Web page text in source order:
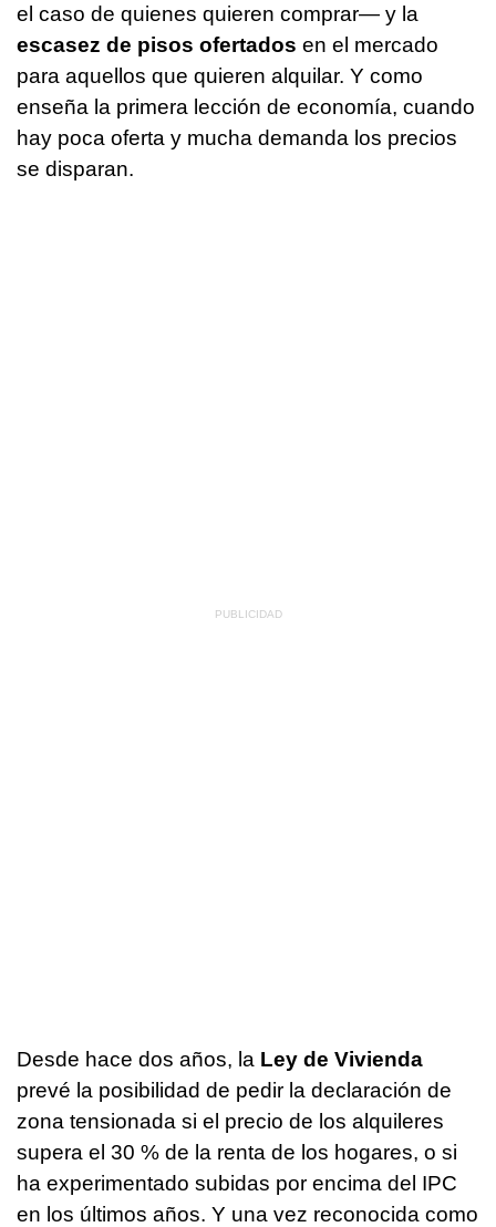
el caso de quienes quieren comprar— y la
escasez de pisos ofertados en el mercado
para aquellos que quieren alquilar. Y como
enseña la primera lección de economía, cuando
hay poca oferta y mucha demanda los precios
se disparan.
Desde hace dos años, la Ley de Vivienda
prevé la posibilidad de pedir la declaración de
zona tensionada si el precio de los alquileres
supera el 30 % de la renta de los hogares, o si
ha experimentado subidas por encima del IPC
en los últimos años. Y una vez reconocida como